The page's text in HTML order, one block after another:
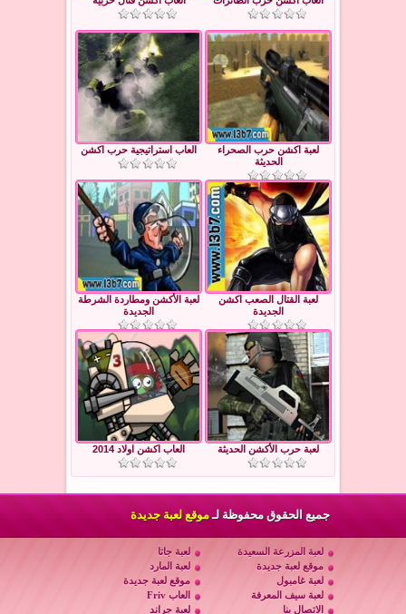
لعبة اكشن حرب الصحراء
الحديثة
العاب استراتيجية حرب اكشن
لعبة القتال الصعب اكشن
الجديدة
لعبة الأكشن ومطاردة الشرطة
الجديدة
لعبة حرب الأكشن الحديثة العاب اكشن اولاد 2014
جميع الحقوق محفوظة لـموقع لعبة جديدة
لعبة المزرعة السعيدة
لعبة جاتا
موقع لعبة جديدة
لعبة المارد
لعبة غامبول
موقع لعبة جديدة
لعبة سيف المعرفة
العاب Friv
الاتصال بنا
لعبة جراند